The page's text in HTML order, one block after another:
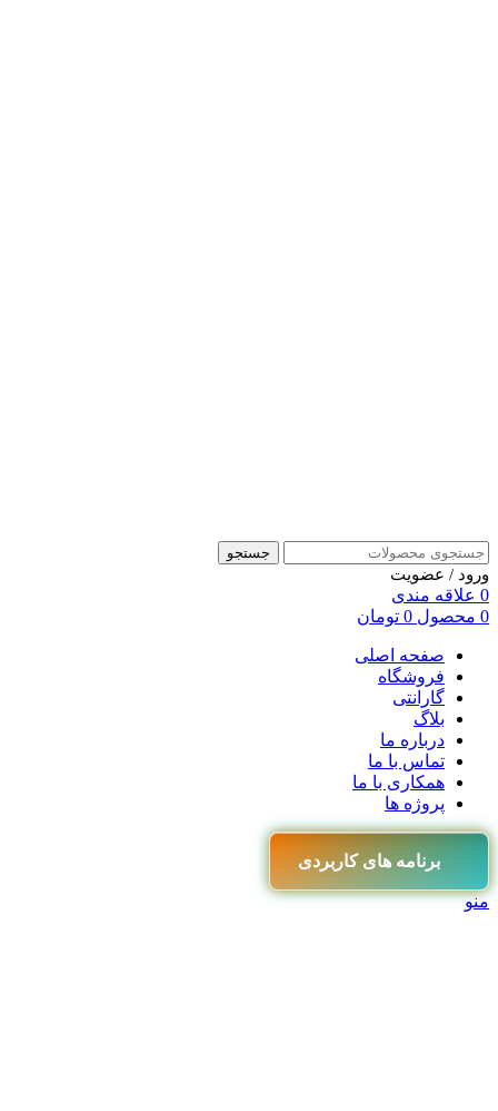
جستجو
ورود / عضویت
0 علاقه مندی
0 محصول 0 تومان
صفحه اصلی
فروشگاه
گارانتی
بلاگ
درباره ما
تماس با ما
همکاری با ما
پروژه ها
برنامه های کاربردی
منو